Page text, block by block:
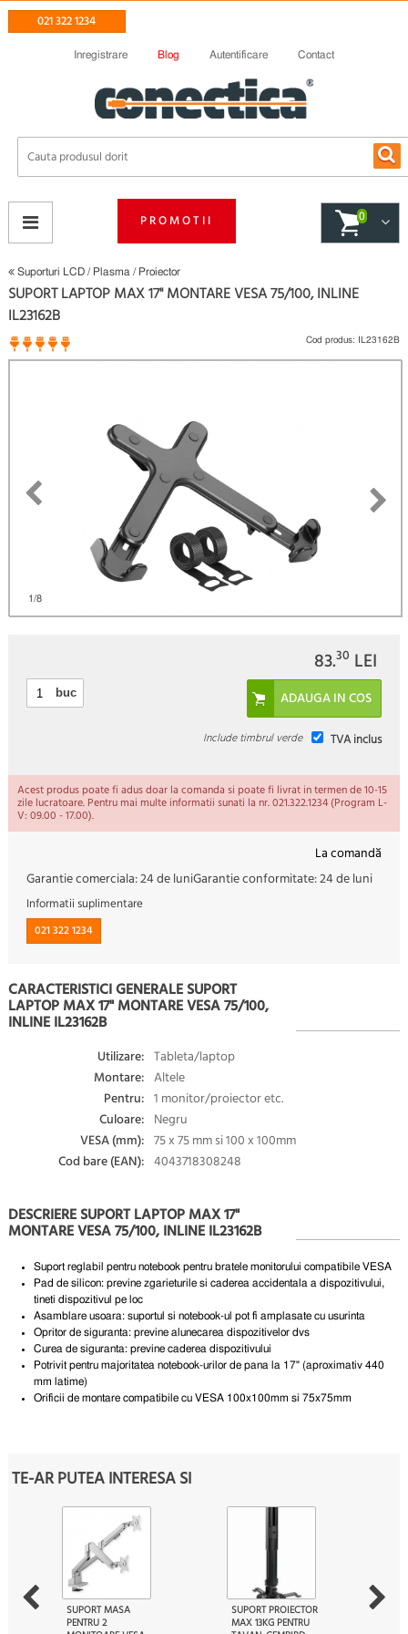
021 322 1234
Inregistrare Blog Autentificare Contact
PROMOTII 0
Suporturi LCD / Plasma / Proiector
1/8
SUPORT LAPTOP MAX 17" MONTARE VESA 75/100, INLINE
IL23162B
1 opinii
Cod produs: IL23162B
83.30 LEI
buc
TVA inclus
Include timbrul verde
Acest produs poate fi adus doar la comanda si poate fi livrat in termen de 10-15
zile lucratoare. Pentru mai multe informatii sunati la nr. 021.322.1234 (Program L-
V: 09.00 - 17.00).
La comandă
Garantie comerciala:24 de luniGarantie conformitate:24 de luni
Informatii suplimentare
021 322 1234
CARACTERISTICI GENERALE SUPORT
LAPTOP MAX 17" MONTARE VESA 75/100,
INLINE IL23162B
Utilizare: Tableta/laptop
Montare: Altele
Pentru: 1 monitor/proiector etc.
Culoare: Negru
VESA (mm): 75 x 75 mm si 100 x 100mm
Cod bare (EAN): 4043718308248
DESCRIERE SUPORT LAPTOP MAX 17"
MONTARE VESA 75/100, INLINE IL23162B
Suport reglabil pentru notebook pentru bratele monitorului compatibile VESA
Pad de silicon: previne zgarieturile si caderea accidentala a dispozitivului,
tineti dispozitivul pe loc
Asamblare usoara: suportul si notebook-ul pot fi amplasate cu usurinta
Opritor de siguranta: previne alunecarea dispozitivelor dvs
Curea de siguranta: previne caderea dispozitivului
Potrivit pentru majoritatea notebook-urilor de pana la 17" (aproximativ 440
mm latime)
Orificii de montare compatibile cu VESA 100x100mm si 75x75mm
TE-AR PUTEA INTERESA SI
SUPORT MASA
PENTRU 2
SUPORT PROIECTOR
MAX 13KG PENTRU